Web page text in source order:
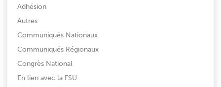
Adhésion
Autres
Communiqués Nationaux
Communiqués Régionaux
Congrès National
En lien avec la FSU